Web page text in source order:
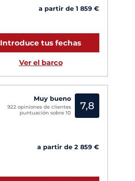
a partir de 1 859 €
Introduce tus fechas
Ver el barco
Muy bueno
922 opiniones de clientes
puntuación sobre 10
7,8
a partir de 2 859 €